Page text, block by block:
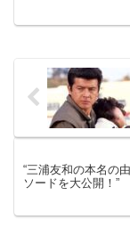
“三浦友和の本名の
ソードを大公開！”